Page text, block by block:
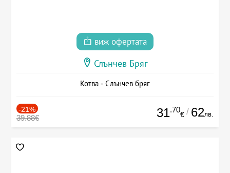
виж офертата
Слънчев Бряг
Котва - Слънчев бряг
-21%
39.88€ 31.70
€ / 62лв.